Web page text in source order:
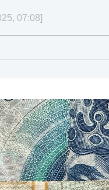
07:08]